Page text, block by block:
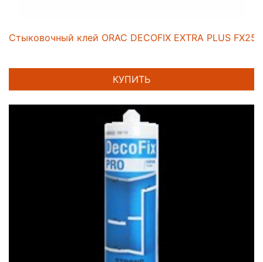
Стыковочный клей ORAC DECOFIX EXTRA PLUS
КУПИТЬ